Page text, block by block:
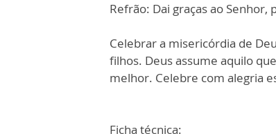
Refrão: Dai graças ao Senhor,
Celebrar a misericórdia de
filhos. Deus assume aquilo
melhor. Celebre com alegria
Ficha técnica: